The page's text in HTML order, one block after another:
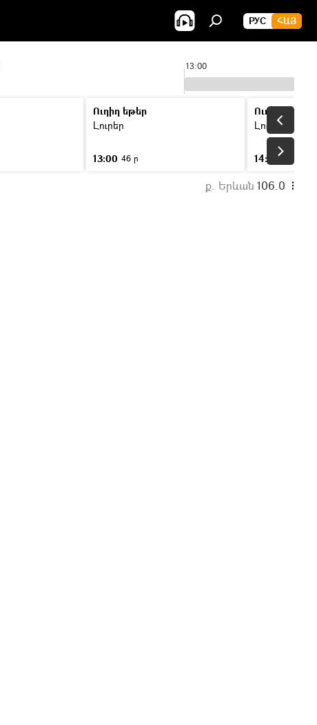
РУС ՀԱՅ
13:00
Ուղիղ եթեր
Լուրեր
13:00 46 ր
Ուղիղ եթեր
Լուրեր
14:00
ք. Երևան 106.0